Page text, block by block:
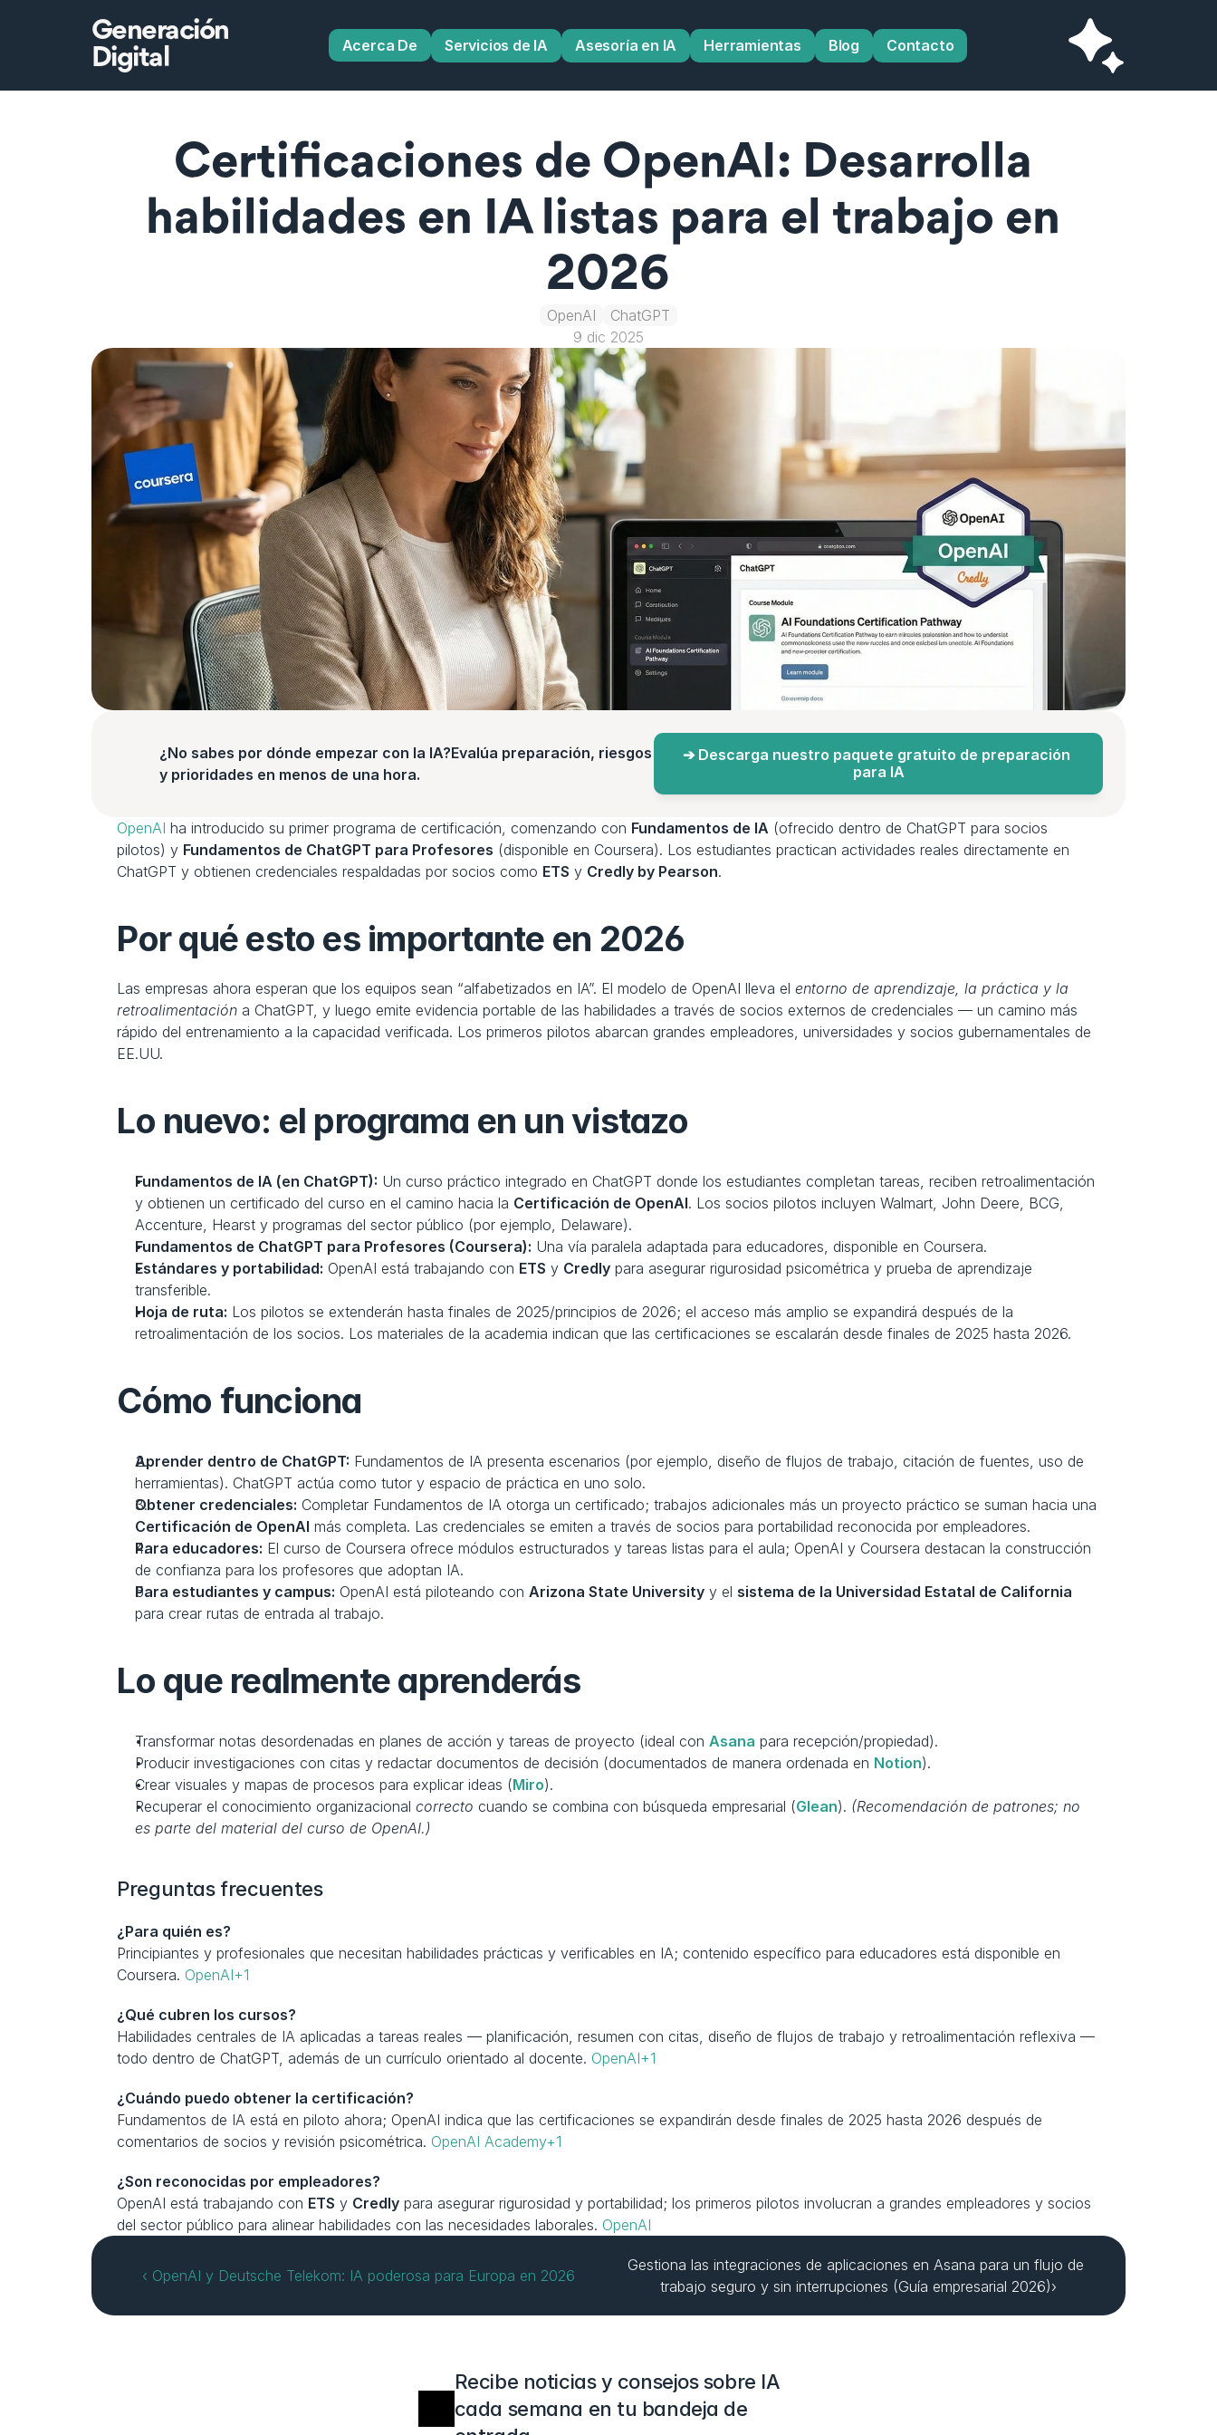
Generación
Digital
Acerca De Servicios de IA Asesoría en IA Herramientas Blog Contacto
Certificaciones de OpenAI: Desarrolla
habilidades en IA listas para el trabajo en
2026
OpenAI
ChatGPT
9 dic 2025
¿No sabes por dónde empezar con la IA?Evalúa preparación, riesgos
y prioridades en menos de una hora.
➔ Descarga nuestro paquete gratuito de preparación
para IA
OpenAI ha introducido su primer programa de certificación, comenzando con Fundamentos de IA (ofrecido dentro de ChatGPT para socios
pilotos) y Fundamentos de ChatGPT para Profesores (disponible en Coursera). Los estudiantes practican actividades reales directamente en
ChatGPT y obtienen credenciales respaldadas por socios como ETS y Credly by Pearson.
Por qué esto es importante en 2026
Las empresas ahora esperan que los equipos sean “alfabetizados en IA”. El modelo de OpenAI lleva el entorno de aprendizaje, la práctica y la
retroalimentación a ChatGPT, y luego emite evidencia portable de las habilidades a través de socios externos de credenciales — un camino más
rápido del entrenamiento a la capacidad verificada. Los primeros pilotos abarcan grandes empleadores, universidades y socios gubernamentales de
EE.UU.
Lo nuevo: el programa en un vistazo
Fundamentos de IA (en ChatGPT): Un curso práctico integrado en ChatGPT donde los estudiantes completan tareas, reciben retroalimentación
y obtienen un certificado del curso en el camino hacia la Certificación de OpenAI. Los socios pilotos incluyen Walmart, John Deere, BCG,
Accenture, Hearst y programas del sector público (por ejemplo, Delaware).
Fundamentos de ChatGPT para Profesores (Coursera): Una vía paralela adaptada para educadores, disponible en Coursera.
Estándares y portabilidad: OpenAI está trabajando con ETS y Credly para asegurar rigurosidad psicométrica y prueba de aprendizaje
transferible.
Hoja de ruta: Los pilotos se extenderán hasta finales de 2025/principios de 2026; el acceso más amplio se expandirá después de la
retroalimentación de los socios. Los materiales de la academia indican que las certificaciones se escalarán desde finales de 2025 hasta 2026.
Cómo funciona
Aprender dentro de ChatGPT: Fundamentos de IA presenta escenarios (por ejemplo, diseño de flujos de trabajo, citación de fuentes, uso de
herramientas). ChatGPT actúa como tutor y espacio de práctica en uno solo.
Obtener credenciales:
Certificación de OpenAI más completa. Las credenciales se emiten a través de socios para portabilidad reconocida por empleadores.
Para educadores: El curso de Coursera ofrece módulos estructurados y tareas listas para el aula; OpenAI y Coursera destacan la construcción
de confianza para los profesores que adoptan IA.
Para estudiantes y campus: OpenAI está piloteando con Arizona State University y el sistema de la Universidad Estatal de California
para crear rutas de entrada al trabajo.
Lo que realmente aprenderás
Transformar notas desordenadas en planes de acción y tareas de proyecto (ideal con Asana para recepción/propiedad).
Producir investigaciones con citas y redactar documentos de decisión (documentados de manera ordenada en Notion).
Crear visuales y mapas de procesos para explicar ideas (Miro).
Recuperar el conocimiento organizacional correcto cuando se combina con búsqueda empresarial (Glean). (Recomendación de patrones; no
es parte del material del curso de OpenAI.)
Preguntas frecuentes
¿Para quién es?
Principiantes y profesionales que necesitan habilidades prácticas y verificables en IA; contenido específico para educadores está disponible en
Coursera. OpenAI+1
¿Qué cubren los cursos?
Habilidades centrales de IA aplicadas a tareas reales — planificación, resumen con citas, diseño de flujos de trabajo y retroalimentación reflexiva —
todo dentro de ChatGPT, además de un currículo orientado al docente. OpenAI+1
¿Cuándo puedo obtener la certificación?
Fundamentos de IA está en piloto ahora; OpenAI indica que las certificaciones se expandirán desde finales de 2025 hasta 2026 después de
comentarios de socios y revisión psicométrica. OpenAI Academy+1
¿Son reconocidas por empleadores?
OpenAI está trabajando con ETS y Credly para asegurar rigurosidad y portabilidad; los primeros pilotos involucran a grandes empleadores y socios
del sector público para alinear habilidades con las necesidades laborales. OpenAI
‹ OpenAI y Deutsche Telekom: IA poderosa para Europa en 2026
Gestiona las integraciones de aplicaciones en Asana para un flujo de
trabajo seguro y sin interrupciones (Guía empresarial 2026)›
Recibe noticias y consejos sobre IA
cada semana en tu bandeja de